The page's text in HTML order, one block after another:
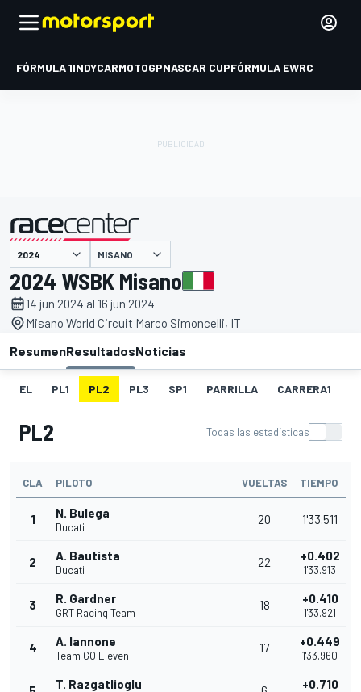
FÓRMULA 1INDYCARMOTOGPNASCAR CUPFÓRMULA EWRC
presentado por MISANO
2024 WSBK Misano
14 jun 2024 al 16 jun 2024
Misano World Circuit Marco Simoncelli, IT
ResumenResultadosNoticias
EL PL1 PL2 PL3 SP1 PARRILLA CARRERA1
PL2 Todas las estadísticas
CLA PILOTO VUELTAS TIEMPO
1 N. Bulega
Ducati
20 1'33.511
2 A. Bautista
Ducati
22 +0.402
1'33.913
3 R. Gardner
GRT Racing Team
18 +0.410
1'33.921
4 A. Iannone
Team GO Eleven
17 +0.449
1'33.960
T. Razgatlioglu +0.710